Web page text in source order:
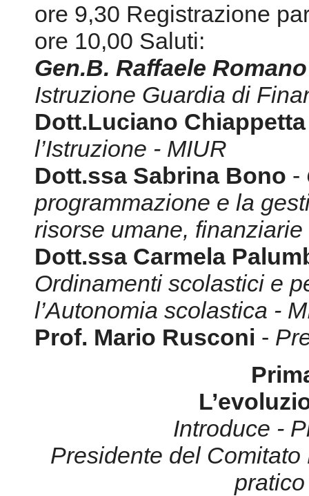
ore 9,30 Registrazione
ore 10,00 Saluti:
Gen.B. Raffaele Romano
Istruzione Guardia di
Dott.Luciano
l’Istruzione - MIUR
Dott.ssa Sabrina Bono -
programmazione e la
risorse umane,
Dott.ssa Carmela
Ordinamenti scolastici e
l’Autonomia scolastica -
Prof. Mario Rusconi -
Introduce -
Presidente del Comitato